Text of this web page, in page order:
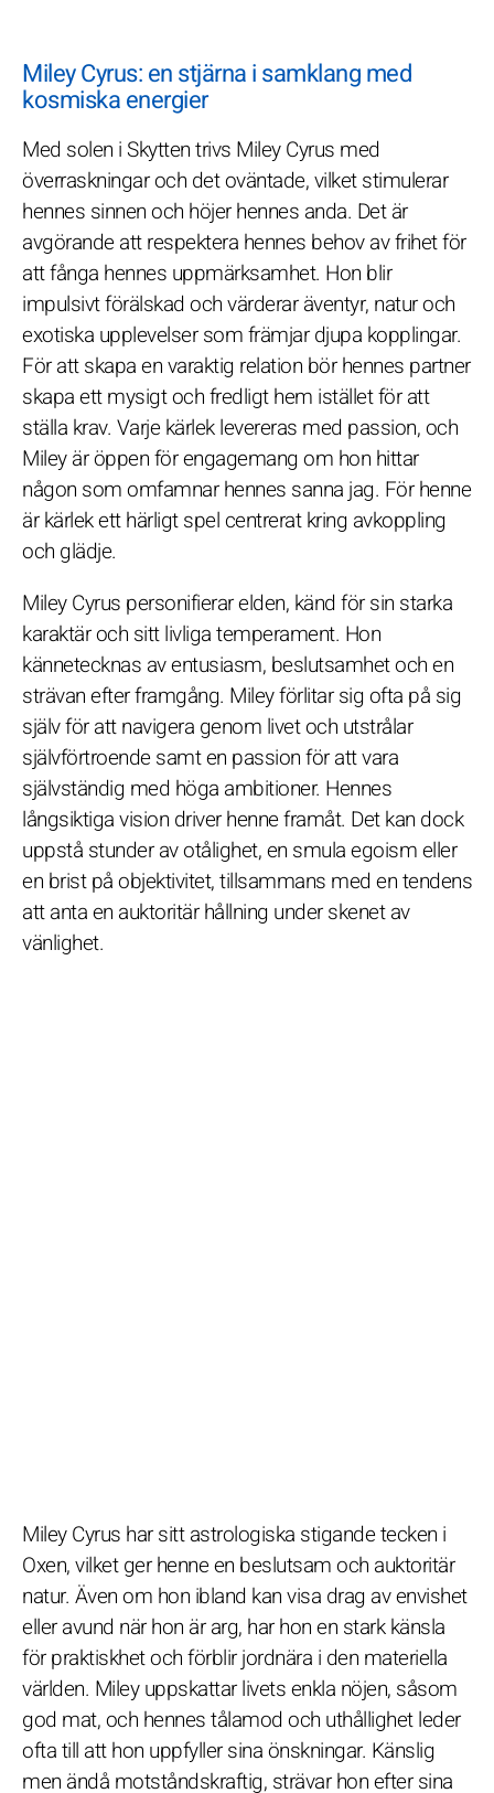
Miley Cyrus: en stjärna i samklang med
kosmiska energier
Med solen i Skytten trivs Miley Cyrus med
överraskningar och det oväntade, vilket stimulerar
hennes sinnen och höjer hennes anda. Det är
avgörande att respektera hennes behov av frihet för
att fånga hennes uppmärksamhet. Hon blir
impulsivt förälskad och värderar äventyr, natur och
exotiska upplevelser som främjar djupa kopplingar.
För att skapa en varaktig relation bör hennes partner
skapa ett mysigt och fredligt hem istället för att
ställa krav. Varje kärlek levereras med passion, och
Miley är öppen för engagemang om hon hittar
någon som omfamnar hennes sanna jag. För henne
är kärlek ett härligt spel centrerat kring avkoppling
och glädje.
Miley Cyrus personifierar elden, känd för sin starka
karaktär och sitt livliga temperament. Hon
kännetecknas av entusiasm, beslutsamhet och en
strävan efter framgång. Miley förlitar sig ofta på sig
själv för att navigera genom livet och utstrålar
självförtroende samt en passion för att vara
självständig med höga ambitioner. Hennes
långsiktiga vision driver henne framåt. Det kan dock
uppstå stunder av otålighet, en smula egoism eller
en brist på objektivitet, tillsammans med en tendens
att anta en auktoritär hållning under skenet av
vänlighet.
Miley Cyrus har sitt astrologiska stigande tecken i
Oxen, vilket ger henne en beslutsam och auktoritär
natur. Även om hon ibland kan visa drag av envishet
eller avund när hon är arg, har hon en stark känsla
för praktiskhet och förblir jordnära i den materiella
världen. Miley uppskattar livets enkla nöjen, såsom
god mat, och hennes tålamod och uthållighet leder
ofta till att hon uppfyller sina önskningar. Känslig
men ändå motståndskraftig, strävar hon efter sina